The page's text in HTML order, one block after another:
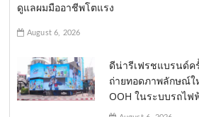
ดูแลผมมืออาชีพโตแรง
August 6, 2026
ดีน่ารีเฟรชแบรนด์ค
ถ่ายทอดภาพลักษณ์ใ
OOH ในระบบรถไฟ